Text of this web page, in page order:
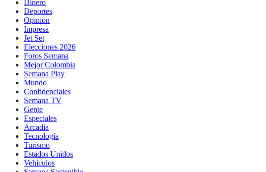
Dinero
Deportes
Opinión
Impresa
Jet Set
Elecciones 2026
Foros Semana
Mejor Colombia
Semana Play
Mundo
Confidenciales
Semana TV
Gente
Especiales
Arcadia
Tecnología
Turismo
Estados Unidos
Vehículos